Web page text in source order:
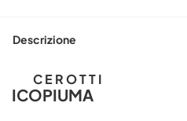
Descrizione
C E R O T T I
ICOPIUMA